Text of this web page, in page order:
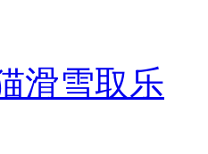
逃窜
滑雪取乐